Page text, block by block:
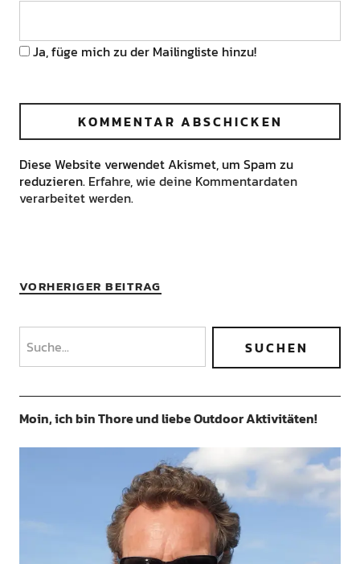
Ja, füge mich zu der Mailingliste hinzu!
Diese Website verwendet Akismet, um Spam zu
reduzieren. Erfahre, wie deine Kommentardaten
verarbeitet werden.
VORHERIGER BEITRAG
Moin, ich bin Thore und liebe Outdoor Aktivitäten!